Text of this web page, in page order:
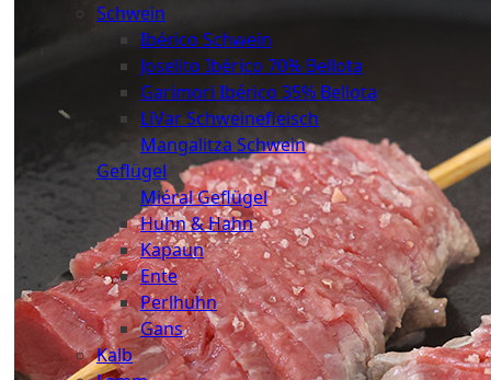
Schwein
Ibérico Schwein
Joselito Ibérico 70% Bellota
Garimori Ibérico 35% Bellota
LiVar Schweinefleisch
Mangalitza Schwein
Geflügel
Miéral Geflügel
Huhn & Hahn
Kapaun
Ente
Perlhuhn
Gans
Kalb